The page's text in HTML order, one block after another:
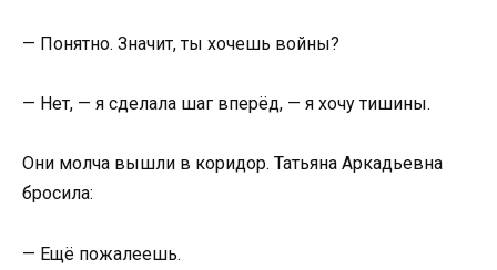
— Понятно. Значит, ты хочешь войны?
— Нет, — я сделала шаг вперёд, — я хочу тишины.
Они молча вышли в коридор. Татьяна Аркадьевна
бросила:
— Ещё пожалеешь.